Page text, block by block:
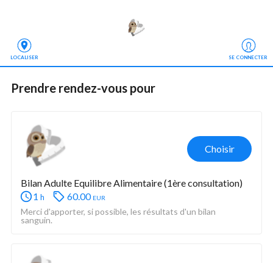
LOCALISER SE CONNECTER
Prendre rendez-vous pour
Choisir
Bilan Adulte Equilibre Alimentaire (1ère consultation)
1 h 60.00 eur
Merci d'apporter, si possible, les résultats d'un bilan
sanguin.